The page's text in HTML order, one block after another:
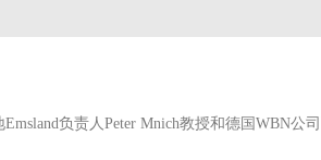
负责人Peter Mnich教授和德国WBN公